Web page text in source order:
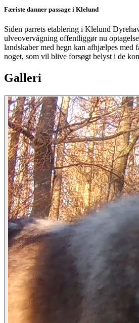
Færiste danner passage i Klelund
Siden parrets etablering i Klelund
ulveovervågning offentliggør nu
landskaber med hegn kan afhjælpes
noget, som vil blive forsøgt belyst i de
Galleri